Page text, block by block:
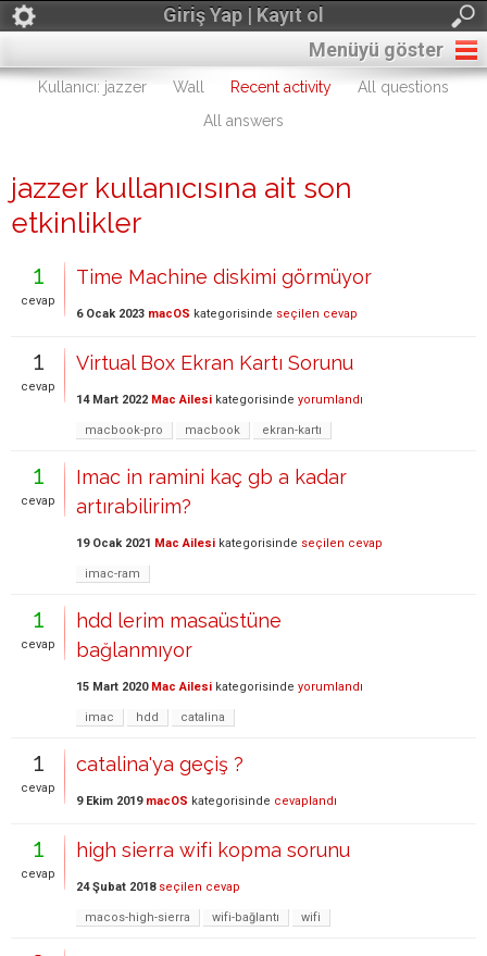
Giriş Yap | Kayıt ol
Menüyü göster
Kullanıcı: jazzer Wall Recent activity
All questions
All answers
jazzer kullanıcısına ait son
etkinlikler
1
cevap
Time Machine diskimi görmüyor
6 Ocak 2023 macOS kategorisinde seçilen cevap
1
cevap
Virtual Box Ekran Kartı Sorunu
14 Mart 2022 Mac Ailesi kategorisinde yorumlandı
macbook-pro macbook ekran-kartı
1
cevap
Imac in ramini kaç gb a kadar
artırabilirim?
19 Ocak 2021 Mac Ailesi kategorisinde seçilen cevap
imac-ram
1
cevap
hdd lerim masaüstüne
bağlanmıyor
15 Mart 2020 Mac Ailesi kategorisinde yorumlandı
imac hdd catalina
1
cevap
catalina'ya geçiş ?
9 Ekim 2019 macOS kategorisinde cevaplandı
1
cevap
high sierra wifi kopma sorunu
24 Şubat 2018 seçilen cevap
macos-high-sierra wifi-bağlantı wifi